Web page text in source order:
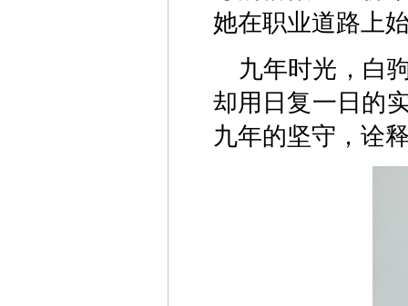
她在职业道路上
九年时光，白
却用日复一日的
九年的坚守，诠